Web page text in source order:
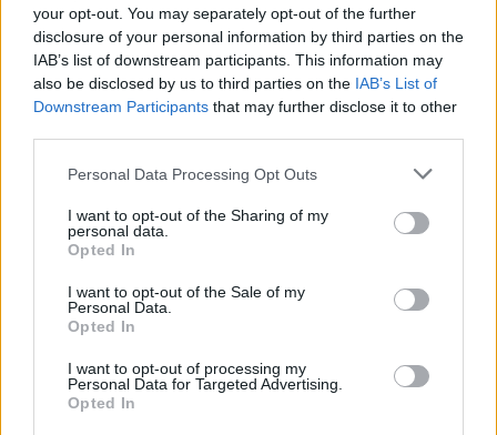
your opt-out. You may separately opt-out of the further
disclosure of your personal information by third parties on the
IAB’s list of downstream participants. This information may
also be disclosed by us to third parties on the IAB’s List of
Downstream Participants that may further disclose it to other
Please note that this website/app uses one or more Google
not limited to your visit or usage behaviour. You may click to
grant or deny consent to Google and its third-party tags to
use your data for below specified purposes in below Google
consent section.
Personal Data Processing Opt Outs
I want to opt-out of the Sharing of my
personal data.
Opted In
I want to opt-out of the Sale of my
Personal Data.
Opted In
I want to opt-out of processing my
Personal Data for Targeted Advertising.
Opted In
Continua a leggere